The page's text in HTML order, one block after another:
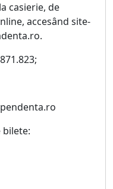
casierie, de
accesând site-
bilete: